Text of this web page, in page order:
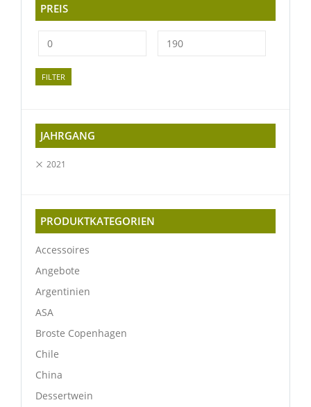
PREIS
FILTER
JAHRGANG
2021
PRODUKTKATEGORIEN
Accessoires
Angebote
Argentinien
ASA
Broste Copenhagen
Chile
China
Dessertwein